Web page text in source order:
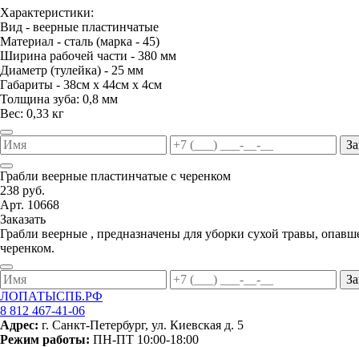
Характеристики:
Вид - веерные пластинчатые
Материал - сталь (марка - 45)
Ширина рабочей части - 380 мм
Диаметр (тулейка) - 25 мм
Габариты - 38см х 44см х 4см
Толщина зуба: 0,8 мм
Вес: 0,33 кг
Грабли веерные пластинчатые с черенком
238 руб.
Арт. 10668
Заказать
Грабли веерные , предназначены для уборки сухой травы,
черенком.
ЛОПАТЫСПБ.РФ
8 812 467-41-06
Адрес: г. Санкт-Петербург, ул. Киевская д. 5
Режим работы: ПН-ПТ 10:00-18:00